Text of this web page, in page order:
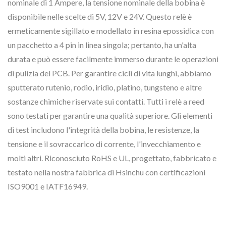
nominale di 1 Ampere, la tensione nominale della bobina è
disponibile nelle scelte di 5V, 12V e 24V. Questo relè è
ermeticamente sigillato e modellato in resina epossidica con
un pacchetto a 4 pin in linea singola; pertanto, ha un'alta
durata e può essere facilmente immerso durante le operazioni
di pulizia del PCB. Per garantire cicli di vita lunghi, abbiamo
sputterato rutenio, rodio, iridio, platino, tungsteno e altre
sostanze chimiche riservate sui contatti. Tutti i relè a reed
sono testati per garantire una qualità superiore. Gli elementi
di test includono l'integrità della bobina, le resistenze, la
tensione e il sovraccarico di corrente, l'invecchiamento e
molti altri. Riconosciuto RoHS e UL, progettato, fabbricato e
testato nella nostra fabbrica di Hsinchu con certificazioni
ISO9001 e IATF16949.